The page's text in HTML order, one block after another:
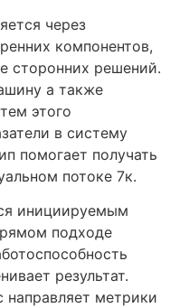
через
компонентов,
сторонних решений.
а также
этого
в систему
помогает получать
потоке 7к.
инициируемым
подходе
результат.
метрики